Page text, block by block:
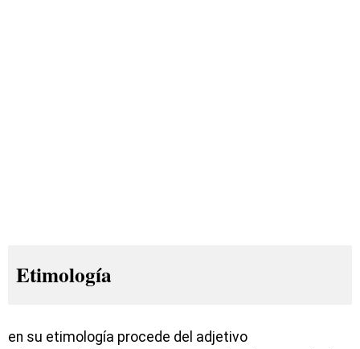
Etimología
en su etimología procede del adjetivo